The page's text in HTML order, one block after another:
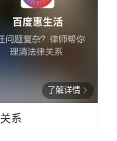
了解详情
系